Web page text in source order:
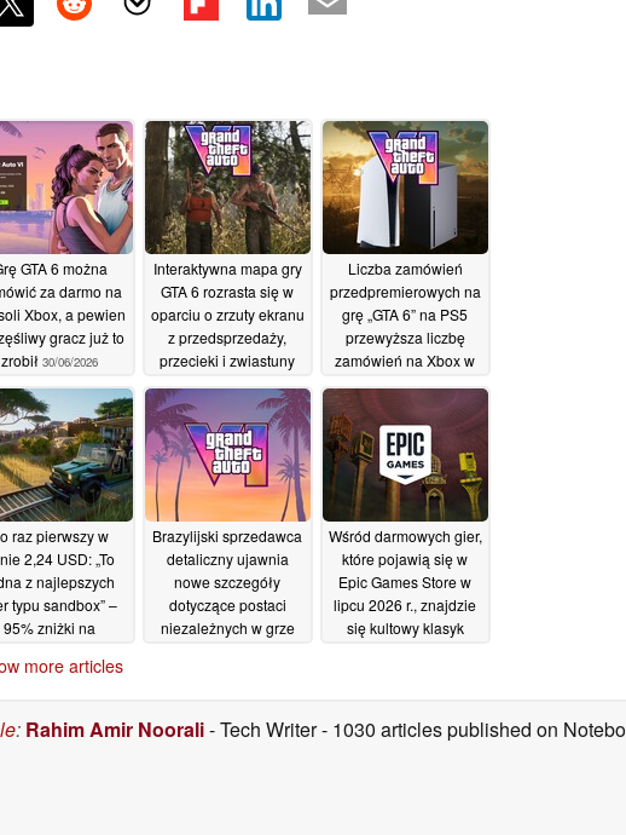
GTA 6 można
za darmo na
Xbox, a pewien
gracz już to
zrobił 30/06/2026
Interaktywna mapa gry
GTA 6 rozrasta się w
oparciu o zrzuty ekranu
z przedsprzedaży,
przecieki i zwiastuny
29/06/2026
Liczba zamówień
przedpremierowych na
grę „GTA 6” na PS5
przewyższa liczbę
zamówień na Xbox w
obliczu zbliżającej się
podwyżki cen konsoli
27/06/2026
raz pierwszy w
2,24 USD: „To
z najlepszych
typu sandbox” –
95% zniżki na
26/06/2026
Brazylijski sprzedawca
detaliczny ujawnia
nowe szczegóły
dotyczące postaci
niezależnych w grze
grze oraz innych
kwestii
Wśród darmowych gier,
które pojawią się w
Epic Games Store w
lipcu 2026 r., znajdzie
się kultowy klasyk
more articles
: Rahim Amir Noorali- Tech Writer- 1030 articles published on